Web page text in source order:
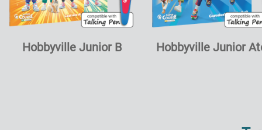
Hobbyville Junior B Hobbyville Junior